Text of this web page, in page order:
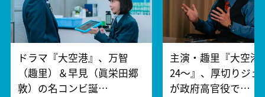
ドラマ『大空港』、万智
（趣里）＆早見（眞栄田郷
敦）の名コンビ誕…
主演・趣里『大空港
24～』、厚切りジェ
が政府高官役で…